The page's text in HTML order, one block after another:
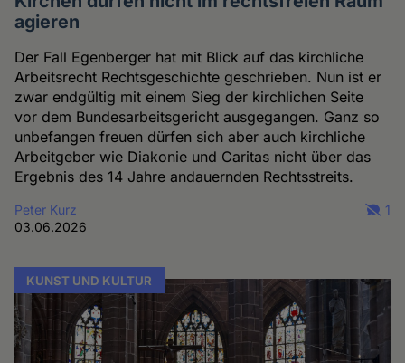
agieren
Der Fall Egenberger hat mit Blick auf das kirchliche
Arbeitsrecht Rechtsgeschichte geschrieben. Nun ist er
zwar endgültig mit einem Sieg der kirchlichen Seite
vor dem Bundesarbeitsgericht ausgegangen. Ganz so
unbefangen freuen dürfen sich aber auch kirchliche
Arbeitgeber wie Diakonie und Caritas nicht über das
Ergebnis des 14 Jahre andauernden Rechtsstreits.
Peter Kurz
03.06.2026
1
KUNST UND KULTUR